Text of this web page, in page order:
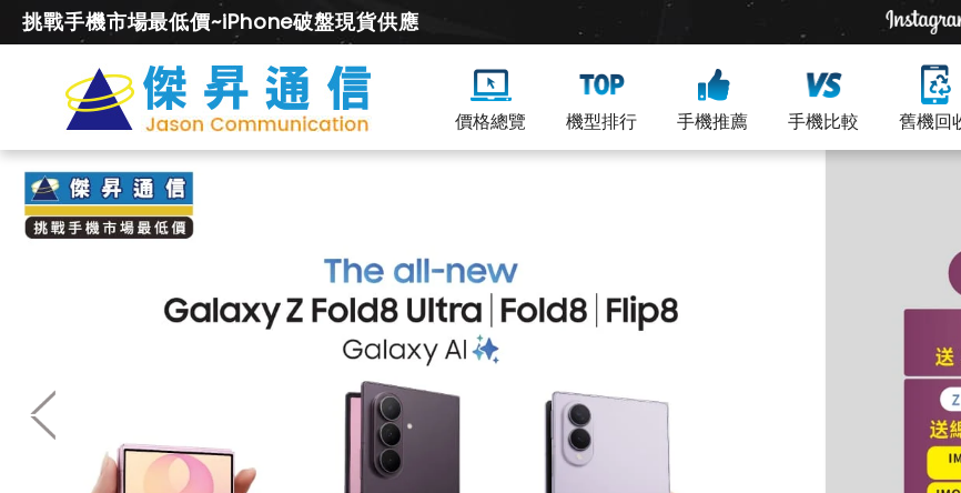
挑戰手機市場最低價~iPhone破盤現貨供應
價格總覽 機型排行 手機推薦 手機比較 舊機回